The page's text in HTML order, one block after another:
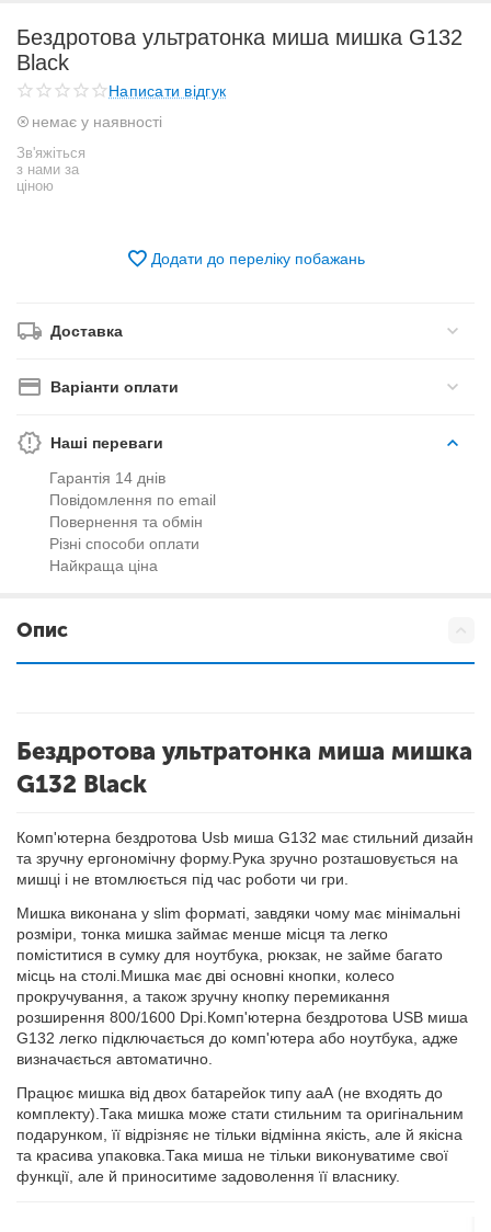
Бездротова ультратонка миша мишка G132
Black
Написати відгук
немає у наявності
Зв'яжіться
з нами за
ціною
Додати до переліку побажань
Доставка
Варіанти оплати
Наші переваги
Гарантія 14 днів
Повідомлення по email
Повернення та обмін
Різні способи оплати
Найкраща ціна
Опис
Бездротова ультратонка миша мишка
G132 Black
Комп'ютерна бездротова Usb миша G132 має стильний дизайн
та зручну ергономічну форму.Рука зручно розташовується на
мишці і не втомлюється під час роботи чи гри.
Мишка виконана у slim форматі, завдяки чому має мінімальні
розміри, тонка мишка займає менше місця та легко
поміститися в сумку для ноутбука, рюкзак, не займе багато
місць на столі.Мишка має дві основні кнопки, колесо
прокручування, а також зручну кнопку перемикання
розширення 800/1600 Dpi.Комп'ютерна бездротова USB миша
G132 легко підключається до комп'ютера або ноутбука, адже
визначається автоматично.
Працює мишка від двох батарейок типу ааА (не входять до
комплекту).Така мишка може стати стильним та оригінальним
подарунком, її відрізняє не тільки відмінна якість, але й якісна
та красива упаковка.Така миша не тільки виконуватиме свої
функції, але й приноситиме задоволення її власнику.